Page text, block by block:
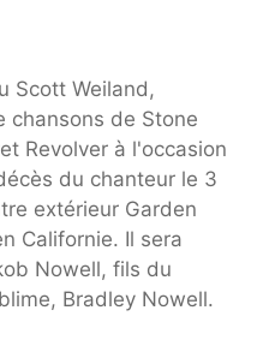
Scott Weiland,
chansons de Stone
Revolver à l'occasion
du chanteur le 3
extérieur Garden
Californie. Il sera
Nowell, fils du
Bradley Nowell.